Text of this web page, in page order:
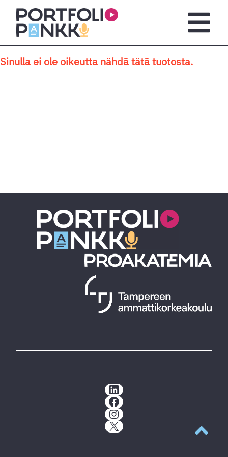
Siirry sisältöön
Sinulla ei ole oikeutta nähdä tätä tuotosta.
LinkedIn
Facebook
Instagram
X
Takaisin